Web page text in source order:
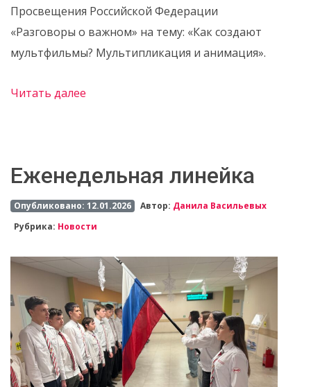
Просвещения Российской Федерации
«Разговоры о важном» на тему: «Как создают
мультфильмы? Мультипликация и анимация».
Читать далее
Еженедельная линейка
Опубликовано: 12.01.2026 Автор: Данила Васильевых
Рубрика: Новости